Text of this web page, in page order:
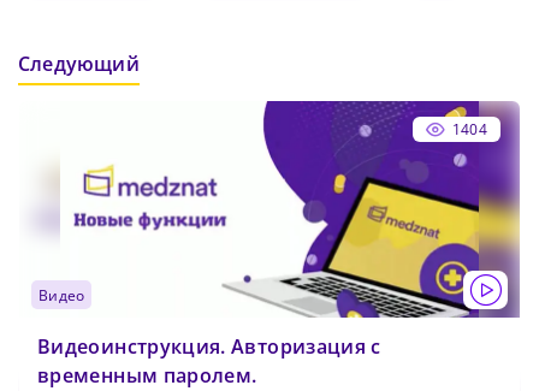
Следующий
1404
видео
Видеоинструкция. Авторизация с
временным паролем.